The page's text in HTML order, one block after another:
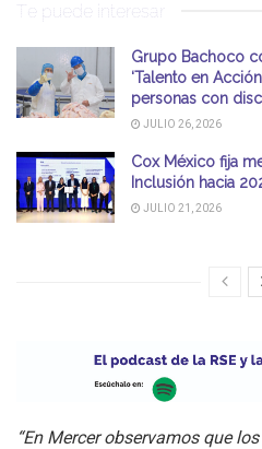
Te puede interesar
Grupo Bachoco
‘Talento en
personas con
JULIO 26, 2026
Cox México fija
Inclusión hacia
JULIO 21, 2026
“En Mercer observamos que